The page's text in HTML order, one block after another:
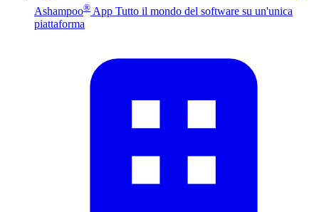
Ashampoo® App Tutto il mondo del software su un'unica
piattaforma